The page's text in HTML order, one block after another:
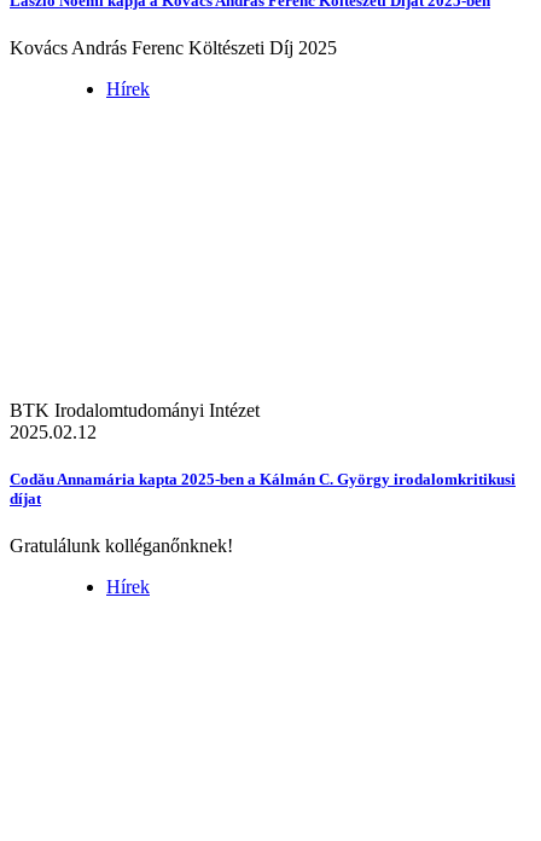
Kovács András Ferenc Költészeti Díj 2025
Hírek
BTK Irodalomtudományi Intézet
2025.02.12
Codău Annamária kapta 2025-ben a Kálmán C. György irodalomkritikusi
díjat
Gratulálunk kolléganőnknek!
Hírek